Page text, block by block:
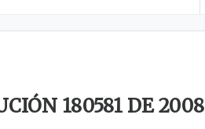
180581 DE 2008